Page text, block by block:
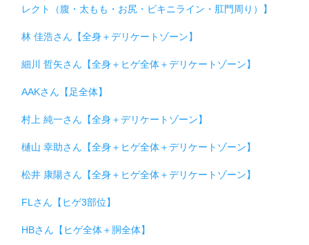
レクト（腹・太もも・お尻・ビキニライン・肛門周り）】
林 佳浩さん【全身＋デリケートゾーン】
細川 哲矢さん【全身＋ヒゲ全体＋デリケートゾーン】
AAKさん【足全体】
村上 純一さん【全身＋デリケートゾーン】
樋山 幸助さん【全身＋ヒゲ全体＋デリケートゾーン】
松井 康陽さん【全身＋ヒゲ全体＋デリケートゾーン】
FLさん【ヒゲ3部位】
HBさん【ヒゲ全体＋胴全体】